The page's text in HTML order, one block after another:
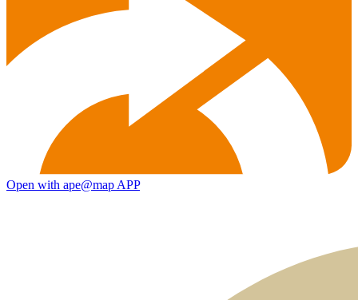
Open with ape@map APP